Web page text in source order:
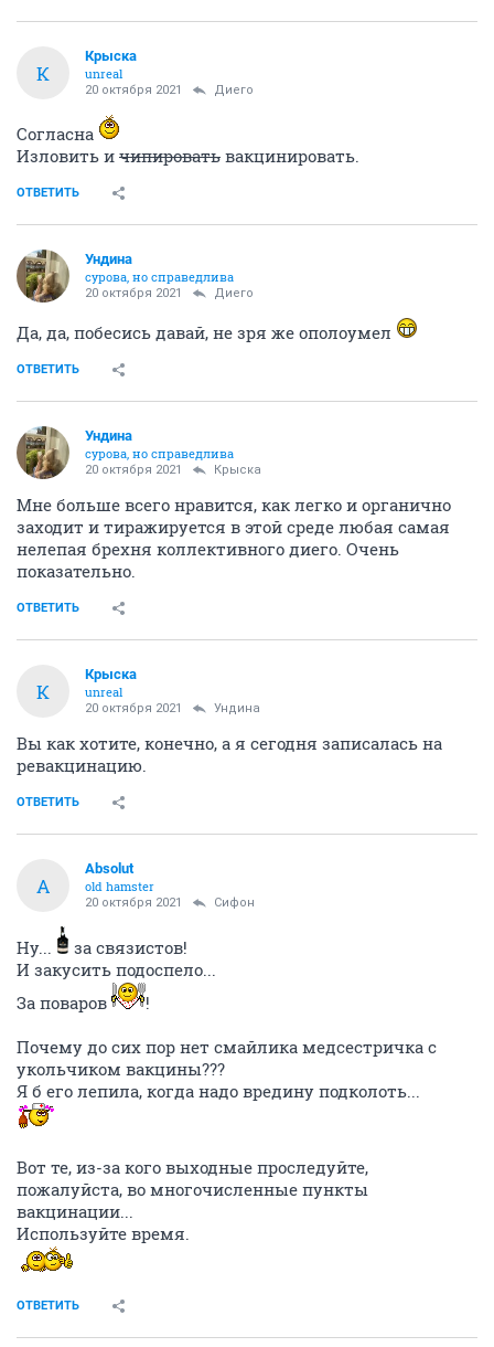
К
Крыска
unreal
20 октября 2021 Диего
Согласна
Изловить и чипировать вакцинировать.
ОТВЕТИТЬ
Ундинa
сурова, но справедлива
20 октября 2021 Диего
Да, да, побесись давай, не зря же ополоумел
ОТВЕТИТЬ
Ундинa
сурова, но справедлива
20 октября 2021 Крыска
Мне больше всего нравится, как легко и органично
заходит и тиражируется в этой среде любая самая
нелепая брехня коллективного диего. Очень
показательно.
ОТВЕТИТЬ
К
Крыска
unreal
20 октября 2021 Ундинa
Вы как хотите, конечно, а я сегодня записалась на
ревакцинацию.
ОТВЕТИТЬ
A
Absolut
old hamster
20 октября 2021 Сифон
Ну...
за связистов!
И закусить подоспело...
За поваров
!
Почему до сих пор нет смайлика медсестричка с
укольчиком вакцины???
Я б его лепила, когда надо вредину подколоть...
Вот те, из-за кого выходные проследуйте,
пожалуйста, во многочисленные пункты
вакцинации...
Используйте время.
ОТВЕТИТЬ